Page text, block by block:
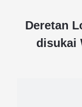
Deretan
disukai